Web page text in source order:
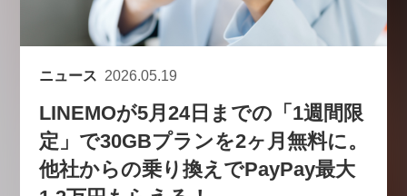
サイトマップ
お問い合わせ
個人情報保護法について
採用情報
【8/12開催】「イノベーションを
数値化する」～投資される事業の
学ぶ資金調達・巻き込みのリアル
2026-06-10
セミナー
【9/30開催】AIで何でもできる時
代に、なぜ「DX人財」というキ
ニュース 2026.05.19
LINEMOが5月24日までの「1週間限
定」で30GBプランを2ヶ月無料に。
他社からの乗り換えでPayPay最大